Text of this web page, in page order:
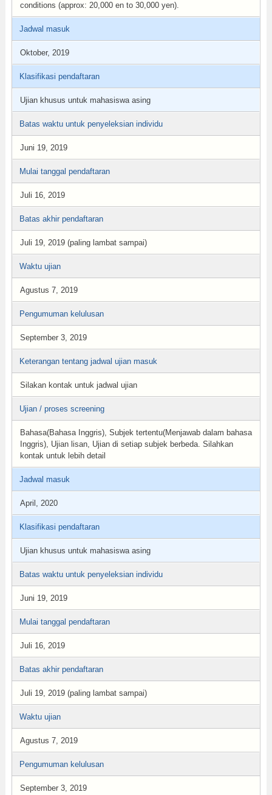
conditions (approx: 20,000 en to 30,000 yen).
Jadwal masuk
Oktober, 2019
Klasifikasi pendaftaran
Ujian khusus untuk mahasiswa asing
Batas waktu untuk penyeleksian individu
Juni 19, 2019
Mulai tanggal pendaftaran
Juli 16, 2019
Batas akhir pendaftaran
Juli 19, 2019 (paling lambat sampai)
Waktu ujian
Agustus 7, 2019
Pengumuman kelulusan
September 3, 2019
Keterangan tentang jadwal ujian masuk
Silakan kontak untuk jadwal ujian
Ujian / proses screening
Bahasa(Bahasa Inggris), Subjek tertentu(Menjawab dalam bahasa
Inggris), Ujian lisan, Ujian di setiap subjek berbeda. Silahkan
kontak untuk lebih detail
Jadwal masuk
April, 2020
Klasifikasi pendaftaran
Ujian khusus untuk mahasiswa asing
Batas waktu untuk penyeleksian individu
Juni 19, 2019
Mulai tanggal pendaftaran
Juli 16, 2019
Batas akhir pendaftaran
Juli 19, 2019 (paling lambat sampai)
Waktu ujian
Agustus 7, 2019
Pengumuman kelulusan
September 3, 2019